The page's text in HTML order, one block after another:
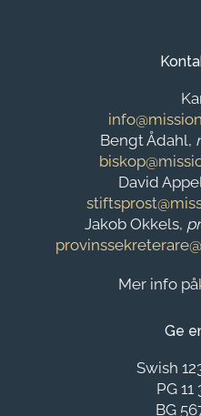
Bengt Ådahl,
David
Jakob Okkels,
Mer info på
Ge
Swish
PG
BG